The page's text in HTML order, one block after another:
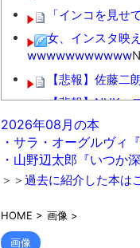
「インコを見
女、インスタ映
wwwwwwwwwww
【悲報】佐藤二
【悲報】NHK、
Amazon「注文
→衝撃の事実が判明
ほぼ毎日二郎系
【トー横キッズ
「搾取しようとする
2026年08月の本
・サラ・オーグルヴィ
・山野辺太郎『いつか
＞＞ 過去に紹介した本は
HOME > 画像 >
画像